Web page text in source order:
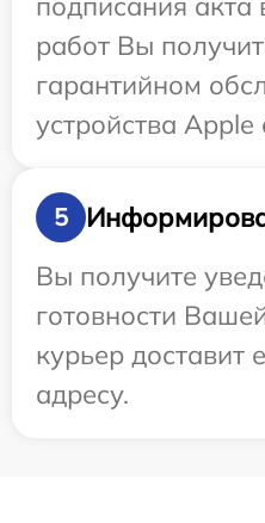
работ Вы
гарантийном
устройства
5
Вы получите
готовности
курьер доставит
адресу.